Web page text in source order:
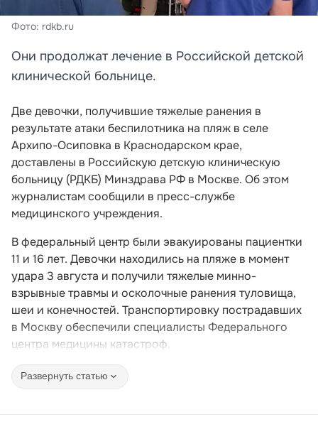
Фото: rdkb.ru
Они продолжат лечение в Российской детской
клинической больнице.
Две девочки, получившие тяжелые ранения в
результате атаки беспилотника на пляж в селе
Архипо-Осиповка в Краснодарском крае,
доставлены в Российскую детскую клиническую
больницу (РДКБ) Минздрава РФ в Москве. Об этом
журналистам сообщили в пресс-службе
медицинского учреждения.
В федеральный центр были эвакуированы пациентки
11 и 16 лет. Девочки находились на пляже в момент
удара 3 августа и получили тяжелые минно-
взрывные травмы и осколочные ранения туловища,
шеи и конечностей. Транспортировку пострадавших
в Москву обеспечили специалисты Федерального
центра медицины катастроф.
Развернуть статью